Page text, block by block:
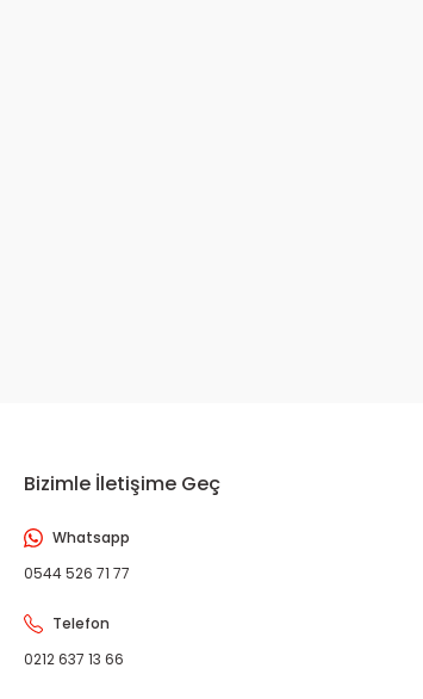
Bizimle İletişime Geç
Whatsapp
0544 526 71 77
Telefon
0212 637 13 66